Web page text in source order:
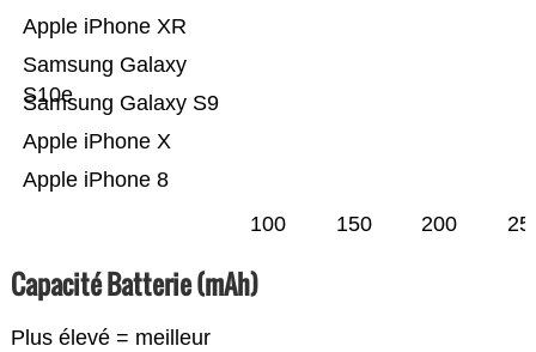
Apple iPhone 8
Apple iPhone X
Samsung Galaxy S9
Samsung Galaxy
S10e
Apple iPhone XR
100 150 200
Capacité Batterie (mAh)
Plus élevé = meilleur